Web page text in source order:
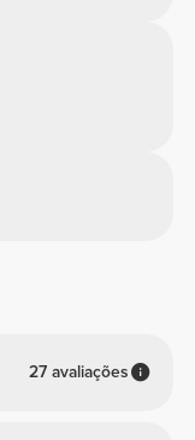
27 avaliações